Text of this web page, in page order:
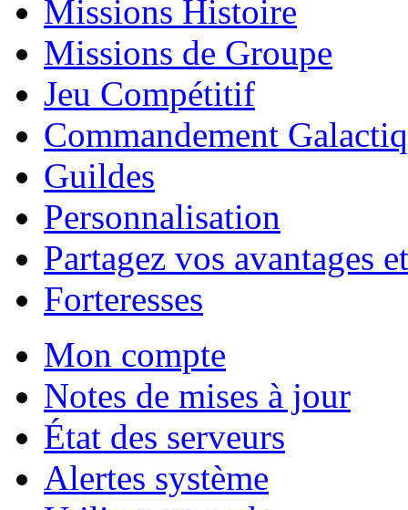
Missions Histoire
Missions de Groupe
Jeu Compétitif
Commandement
Guildes
Personnalisation
Partagez vos avantages
Forteresses
Mon compte
Notes de mises à jour
État des serveurs
Alertes système